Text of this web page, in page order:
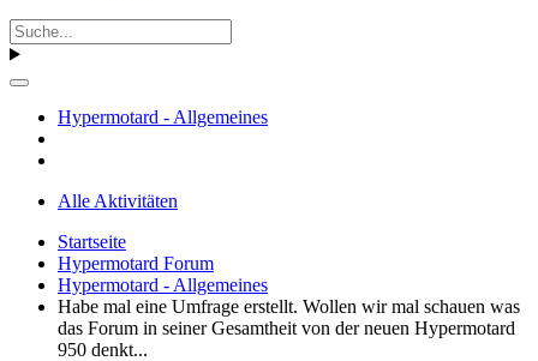
Hypermotard - Allgemeines
Alle Aktivitäten
Startseite
Hypermotard Forum
Hypermotard - Allgemeines
Habe mal eine Umfrage erstellt. Wollen wir mal schauen was
das Forum in seiner Gesamtheit von der neuen Hypermotard
950 denkt...